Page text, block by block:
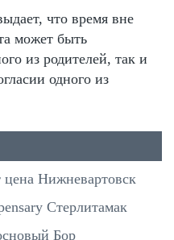
что время вне
может быть
из родителей, так и
одного из
Нижневартовск
Стерлитамак
Бор